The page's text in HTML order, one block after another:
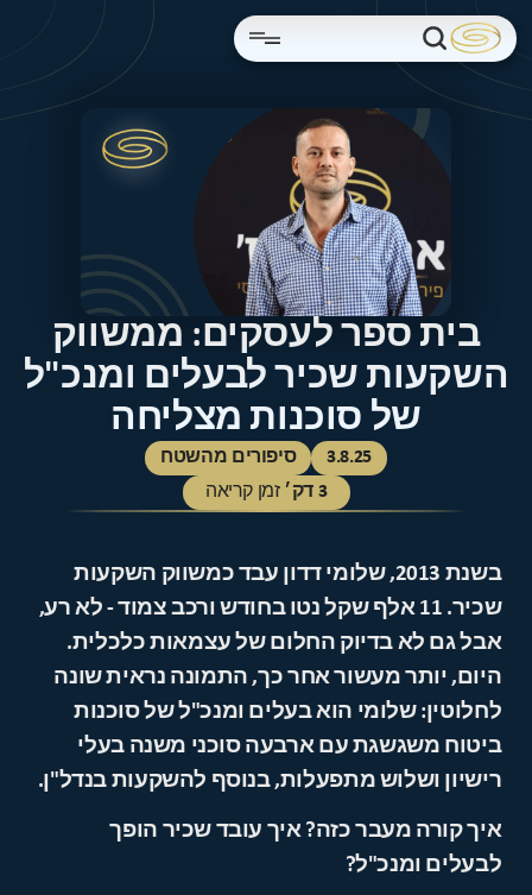
בית ספר לעסקים: ממשווק
השקעות שכיר לבעלים ומנכ"ל
של סוכנות מצליחה
3.8.25
סיפורים מהשטח
3 דק׳ זמן קריאה
בשנת 2013, שלומי דדון עבד כמשווק השקעות
שכיר. 11 אלף שקל נטו בחודש ורכב צמוד - לא רע,
אבל גם לא בדיוק החלום של עצמאות כלכלית.
היום, יותר מעשור אחר כך, התמונה נראית שונה
לחלוטין: שלומי הוא בעלים ומנכ"ל של סוכנות
ביטוח משגשגת עם ארבעה סוכני משנה בעלי
רישיון ושלוש מתפעלות, בנוסף להשקעות בנדל"ן.
איך קורה מעבר כזה? איך עובד שכיר הופך
לבעלים ומנכ"ל?